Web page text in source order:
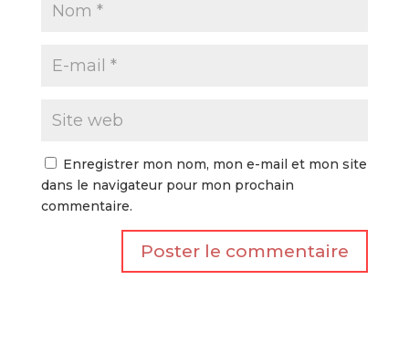
Enregistrer mon nom, mon e-mail et mon site
dans le navigateur pour mon prochain
commentaire.